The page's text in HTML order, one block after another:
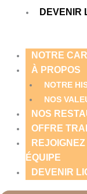
DEVENIR
NOTRE
À PROPOS
NOTRE
NOS
NOS
OFFRE
ÉQUIPE
DEVENIR